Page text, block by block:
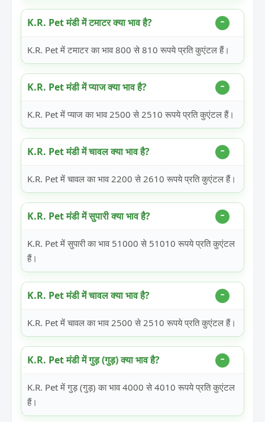
K.R. Pet मंडी में टमाटर क्या भाव है?
K.R. Pet में टमाटर का भाव 800 से 810 रूपये प्रति कुएंटल हैं।
K.R. Pet मंडी में प्याज क्या भाव है?
K.R. Pet में प्याज का भाव 2500 से 2510 रूपये प्रति कुएंटल हैं।
K.R. Pet मंडी में चावल क्या भाव है?
K.R. Pet में चावल का भाव 2200 से 2610 रूपये प्रति कुएंटल हैं।
K.R. Pet मंडी में सुपारी क्या भाव है?
K.R. Pet में सुपारी का भाव 51000 से 51010 रूपये प्रति कुएंटल
हैं।
K.R. Pet मंडी में चावल क्या भाव है?
K.R. Pet में चावल का भाव 2500 से 2510 रूपये प्रति कुएंटल हैं।
K.R. Pet मंडी में गुड़ (गुड़) क्या भाव है?
K.R. Pet में गुड़ (गुड़) का भाव 4000 से 4010 रूपये प्रति कुएंटल
हैं।